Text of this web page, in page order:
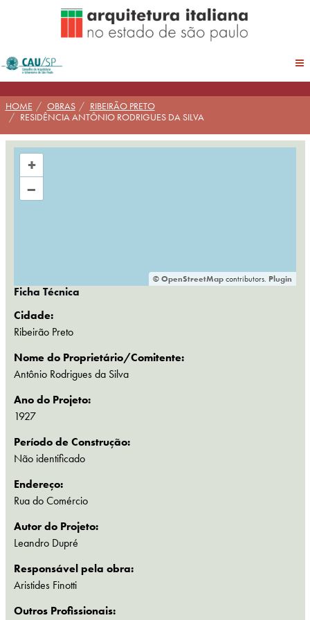
HOME OBRAS
RIBEIRÃO PRETO
RESIDÊNCIA ANTÔNIO RODRIGUES DA SILVA
+
–
©OpenStreetMapcontributors. Plugin
Ficha Técnica
Cidade:
Ribeirão Preto
Nome do Proprietário/Comitente:
Antônio Rodrigues da Silva
Ano do Projeto:
1927
Período de Construção:
Não identificado
Endereço:
Rua do Comércio
Autor do Projeto:
Leandro Dupré
Responsável pela obra:
Aristides Finotti
Outros Profissionais: